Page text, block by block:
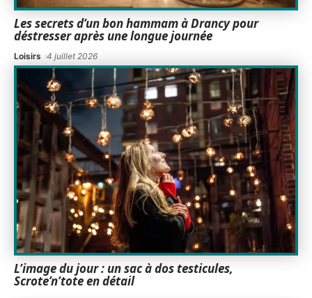
Les secrets d’un bon hammam à Drancy pour
déstresser après une longue journée
Loisirs 4 juillet 2026
L’image du jour : un sac à dos testicules,
Scrote’n’tote en détail